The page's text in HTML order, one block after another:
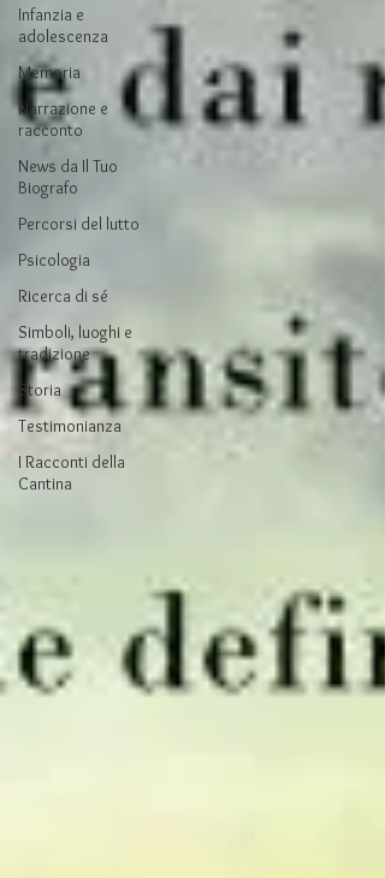
Infanzia e
adolescenza
Memoria
Narrazione e
racconto
News da Il Tuo
Biografo
Percorsi del lutto
Psicologia
Ricerca di sé
Simboli, luoghi e
tradizione
Storia
Testimonianza
I Racconti della
Cantina